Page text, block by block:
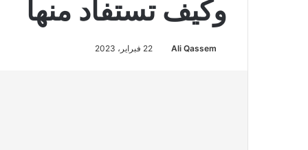
وكيف تستفاد منها
Ali Qassem 22 فبراير، 2023